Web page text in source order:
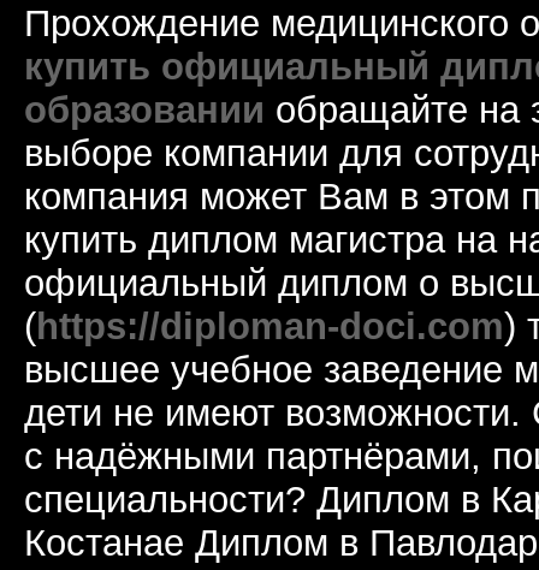
Прохождение медицинского
купить официальный
образовании обращайте на
выборе компании для
компания может Вам в этом
купить диплом магистра на
официальный диплом о
(https://diploman-doci.com)
высшее учебное заведение
дети не имеют возможности.
с надёжными партнёрами,
специальности? Диплом в
Костанае Диплом в